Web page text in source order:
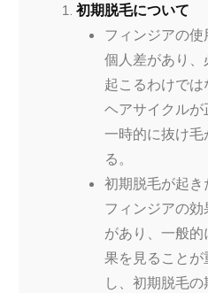
初期脱毛について
フィンジアの
個人差があり
起こるわけでは
ヘアサイクルが
一時的に抜け
る。
初期脱毛が起
フィンジアの
があり、一般
果を見ること
し、初期脱毛の